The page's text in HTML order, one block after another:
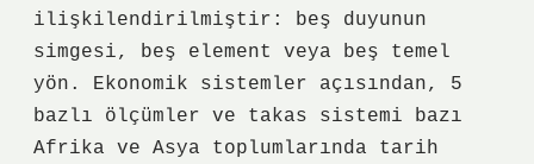
ilişkilendirilmiştir: beş duyunun
simgesi, beş element veya beş temel
yön. Ekonomik sistemler açısından, 5
bazlı ölçümler ve takas sistemi bazı
Afrika ve Asya toplumlarında tarih